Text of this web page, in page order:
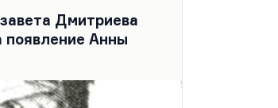
Дмитриева
появление Анны